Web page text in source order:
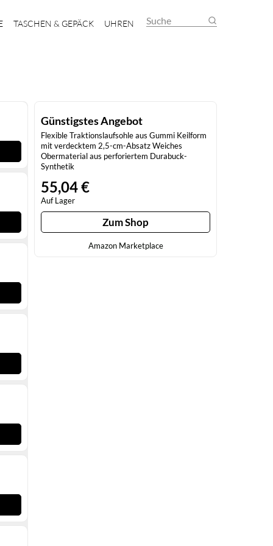
TASCHEN & GEPÄCK UHREN Suche
Günstigstes Angebot
Flexible Traktionslaufsohle aus Gummi Keilform
mit verdecktem 2,5-cm-Absatz Weiches
Obermaterial aus perforiertem Durabuck-
Synthetik
55,04 €
Auf Lager
Zum Shop
Amazon Marketplace